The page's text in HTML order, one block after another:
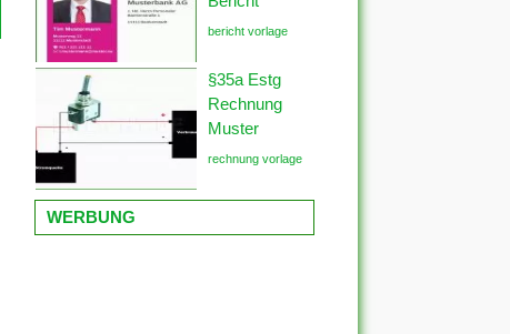
bericht vorlage
§35a Estg
Rechnung
Muster
rechnung vorlage
WERBUNG